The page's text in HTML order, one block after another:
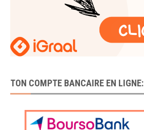
TON COMPTE BANCAIRE EN LIGNE: